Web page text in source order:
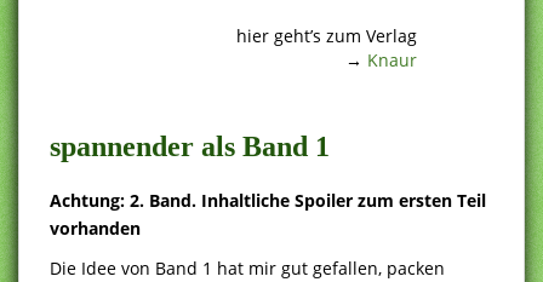
hier geht’s zum Verlag
→ Knaur
spannender als Band 1
Achtung: 2. Band. Inhaltliche Spoiler zum ersten Teil
vorhanden
Die Idee von Band 1 hat mir gut gefallen, packen